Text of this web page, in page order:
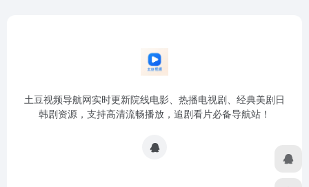
土豆视频导航网实时更新院线电影、热播电视剧、经典美剧日
韩剧资源，支持高清流畅播放，追剧看片必备导航站！